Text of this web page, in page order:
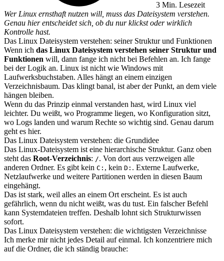
3 Min. Lesezeit
Wer Linux ernsthaft nutzen will, muss das Dateisystem verstehen.
Genau hier entscheidet sich, ob du nur klickst oder wirklich
Kontrolle hast.
Das Linux Dateisystem verstehen: seiner Struktur und Funktionen
Wenn ich das Linux Dateisystem verstehen seiner Struktur und
Funktionen will, dann fange ich nicht bei Befehlen an. Ich fange
bei der Logik an. Linux ist nicht wie Windows mit
Laufwerksbuchstaben. Alles hängt an einem einzigen
Verzeichnisbaum. Das klingt banal, ist aber der Punkt, an dem viele
hängen bleiben.
Wenn du das Prinzip einmal verstanden hast, wird Linux viel
leichter. Du weißt, wo Programme liegen, wo Konfiguration sitzt,
wo Logs landen und warum Rechte so wichtig sind. Genau darum
geht es hier.
Das Linux Dateisystem verstehen: die Grundidee
Das Linux-Dateisystem ist eine hierarchische Struktur. Ganz oben
steht das Root-Verzeichnis: /. Von dort aus verzweigen alle
anderen Ordner. Es gibt kein C: , kein D: . Externe Laufwerke,
Netzlaufwerke und weitere Partitionen werden in diesen Baum
eingehängt.
Das ist stark, weil alles an einem Ort erscheint. Es ist auch
gefährlich, wenn du nicht weißt, was du tust. Ein falscher Befehl
kann Systemdateien treffen. Deshalb lohnt sich Strukturwissen
sofort.
Das Linux Dateisystem verstehen: die wichtigsten Verzeichnisse
Ich merke mir nicht jedes Detail auf einmal. Ich konzentriere mich
auf die Ordner, die ich ständig brauche: